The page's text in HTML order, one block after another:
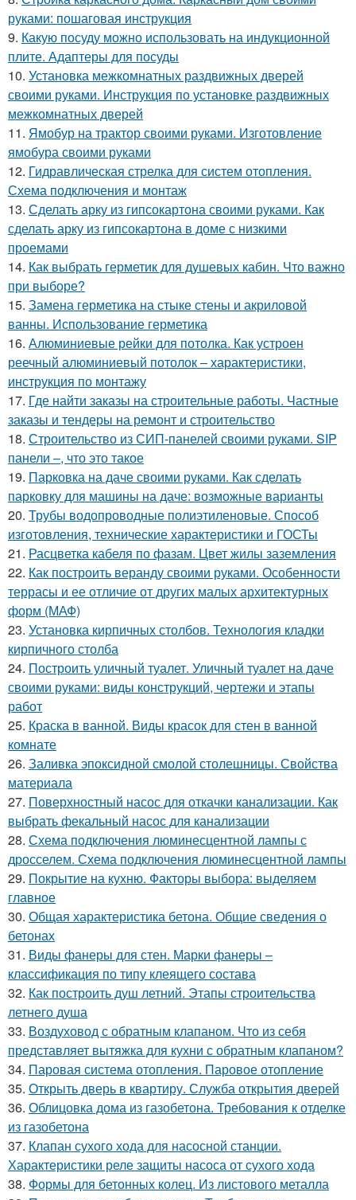
руками: пошаговая инструкция
9. Какую посуду можно использовать на индукционной
плите. Адаптеры для посуды
10. Установка межкомнатных раздвижных дверей
своими руками. Инструкция по установке раздвижных
межкомнатных дверей
11. Ямобур на трактор своими руками. Изготовление
ямобура своими руками
12. Гидравлическая стрелка для систем отопления.
Схема подключения и монтаж
13. Сделать арку из гипсокартона своими руками. Как
сделать арку из гипсокартона в доме с низкими
проемами
14. Как выбрать герметик для душевых кабин. Что важно
при выборе?
15. Замена герметика на стыке стены и акриловой
ванны. Использование герметика
16. Алюминиевые рейки для потолка. Как устроен
реечный алюминиевый потолок – характеристики,
инструкция по монтажу
17. Где найти заказы на строительные работы. Частные
заказы и тендеры на ремонт и строительство
18. Строительство из СИП-панелей своими руками. SIP
панели –, что это такое
19. Парковка на даче своими руками. Как сделать
парковку для машины на даче: возможные варианты
20. Трубы водопроводные полиэтиленовые. Способ
изготовления, технические характеристики и ГОСТы
21. Расцветка кабеля по фазам. Цвет жилы заземления
22. Как построить веранду своими руками. Особенности
террасы и ее отличие от других малых архитектурных
форм (МАФ)
23. Установка кирпичных столбов. Технология кладки
кирпичного столба
24. Построить уличный туалет. Уличный туалет на даче
своими руками: виды конструкций, чертежи и этапы
работ
25. Краска в ванной. Виды красок для стен в ванной
комнате
26. Заливка эпоксидной смолой столешницы. Свойства
материала
27. Поверхностный насос для откачки канализации. Как
выбрать фекальный насос для канализации
28. Схема подключения люминесцентной лампы с
дросселем. Схема подключения люминесцентной лампы
29. Покрытие на кухню. Факторы выбора: выделяем
главное
30. Общая характеристика бетона. Общие сведения о
бетонах
31. Виды фанеры для стен. Марки фанеры –
классификация по типу клеящего состава
32. Как построить душ летний. Этапы строительства
летнего душа
33. Воздуховод с обратным клапаном. Что из себя
представляет вытяжка для кухни с обратным клапаном?
34. Паровая система отопления. Паровое отопление
35. Открыть дверь в квартиру. Служба открытия дверей
36. Облицовка дома из газобетона. Требования к отделке
из газобетона
37. Клапан сухого хода для насосной станции.
Характеристики реле защиты насоса от сухого хода
38. Формы для бетонных колец. Из листового металла